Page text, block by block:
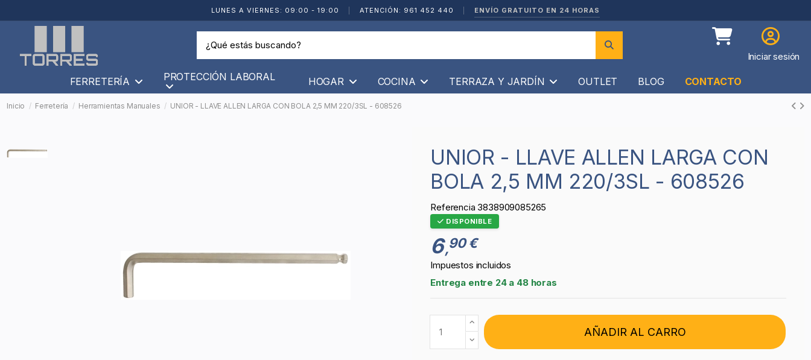
LUNES A VIERNES: 09:00 - 19:00 ATENCIÓN: 961 452 440 ENVÍO GRATUITO EN 24 HORAS
Iniciar sesión
FERRETERÍA PROTECCIÓN LABORAL HOGAR COCINA TERRAZA Y JARDÍN OUTLET BLOG CONTACTO
Inicio Ferretería Herramientas Manuales UNIOR - LLAVE ALLEN LARGA CON BOLA 2,5 MM 220/3SL - 608526
UNIOR - LLAVE ALLEN LARGA CON
BOLA 2,5 MM 220/3SL - 608526
Referencia 3838909085265
DISPONIBLE
6,90 €
Impuestos incluidos
Entrega entre 24 a 48 horas
AÑADIR AL CARRO